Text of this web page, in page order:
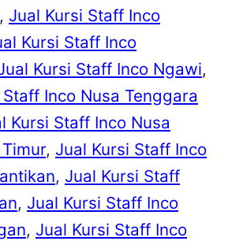
, Jual Kursi Staff Inco
Kursi Staff Inco
Kursi Staff Inco Ngawi
Inco Nusa Tenggara
Kursi Staff Inco Nusa
, Jual Kursi Staff Inco
, Jual Kursi Staff
, Jual Kursi Staff Inco
, Jual Kursi Staff Inco